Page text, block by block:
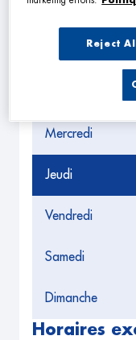
Mercredi
Jeudi
Vendredi
Samedi
Dimanche
Horaires
Reject All